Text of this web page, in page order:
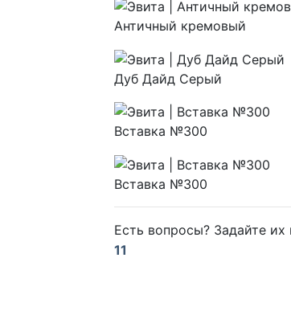
Античный кремовый
Дуб Дайд Серый
Вставка №300
Вставка №300
Есть вопросы? Задайте
11